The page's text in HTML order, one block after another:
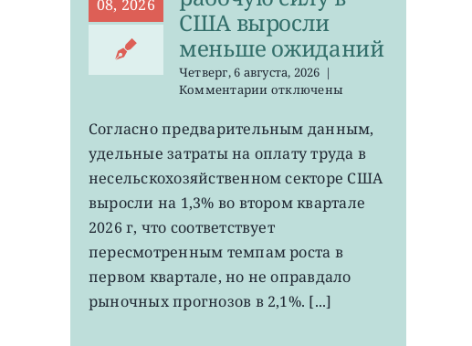
08, 2026
США выросли
меньше ожиданий
Четверг, 6 августа, 2026 |
Комментариик
Затраты
рабочую
силу
США
выросли
ожиданий
отключены
Согласно предварительным данным,
удельные затраты на оплату труда в
несельскохозяйственном секторе США
выросли на 1,3% во втором квартале
2026 г, что соответствует
пересмотренным темпам роста в
первом квартале, но не оправдало
рыночных прогнозов в 2,1%. [...]